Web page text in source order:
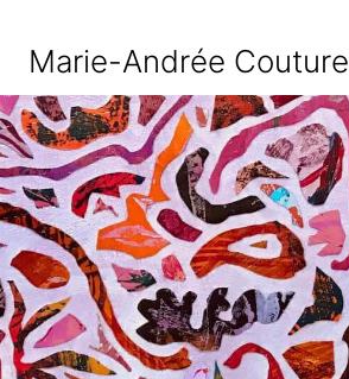
content
Marie-Andrée Couture